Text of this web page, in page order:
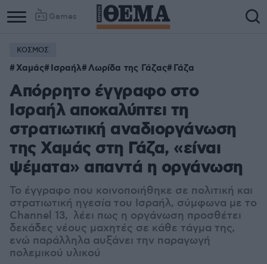
Games
ΚΟΣΜΟΣ
Χαμάς Ισραήλ Λωρίδα της Γάζας Γάζα
Απόρρητο έγγραφο στο
Ισραήλ αποκαλύπτει τη
στρατιωτική αναδιοργάνωση
της Χαμάς στη Γάζα, «είναι
ψέματα» απαντά η οργάνωση
Το έγγραφο που κοινοποιήθηκε σε πολιτική και
στρατιωτική ηγεσία του Ισραήλ, σύμφωνα με το
Channel 13, λέει πως η οργάνωση προσθέτει
δεκάδες νέους μαχητές σε κάθε τάγμα της,
ενώ παράλληλα αυξάνει την παραγωγή
πολεμικού υλικού